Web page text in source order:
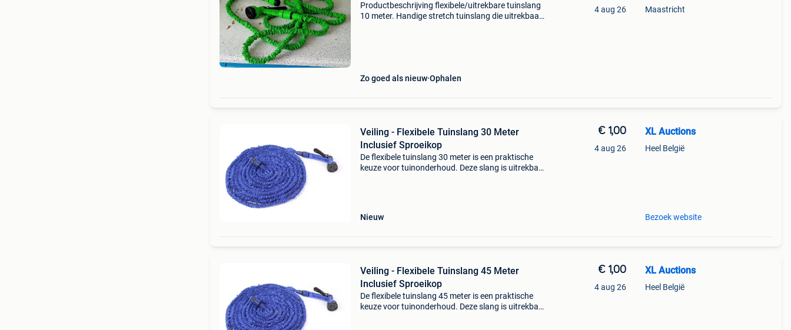
Productbeschrijving flexibele/uitrekbare tuinslang
10 meter. Handige stretch tuinslang die uitrekbaar
Zo goed als nieuw Ophalen
4 aug 26 Maastricht
Veiling - Flexibele Tuinslang 30 Meter
Inclusief Sproeikop
De flexibele tuinslang 30 meter is een praktische
keuze voor tuinonderhoud. Deze slang is uitrekbaar
Nieuw
€ 1,00
4 aug 26
XL Auctions
Heel België
Bezoek website
Veiling - Flexibele Tuinslang 45 Meter
Inclusief Sproeikop
De flexibele tuinslang 45 meter is een praktische
keuze voor tuinonderhoud. Deze slang is uitrekbaar
€ 1,00
4 aug 26
XL Auctions
Heel België